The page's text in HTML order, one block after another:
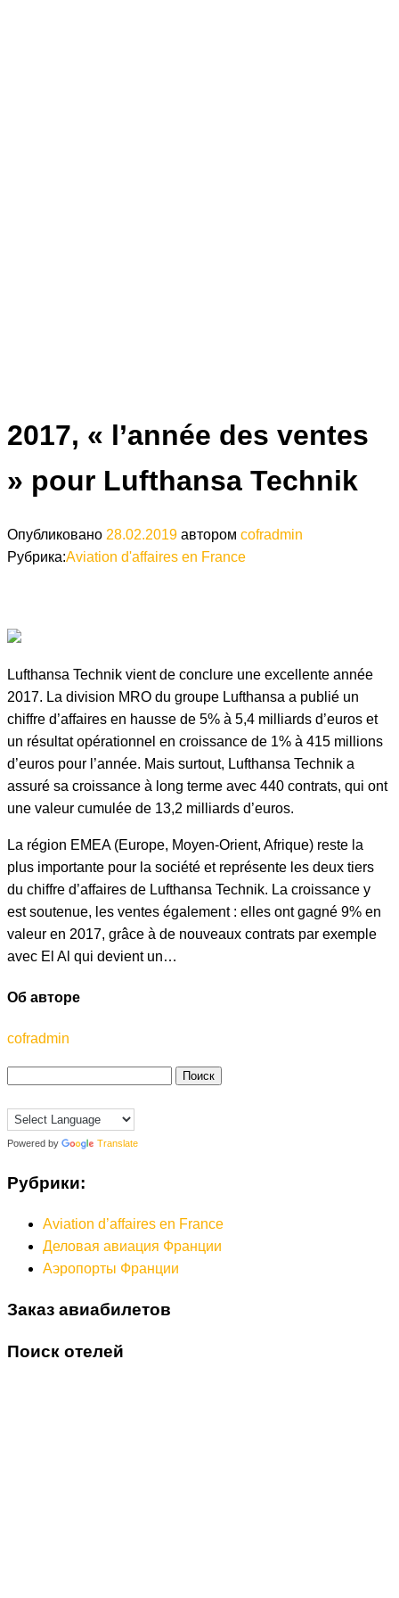
2017, « l’année des ventes
» pour Lufthansa Technik
Опубликовано 28.02.2019 автором cofradmin
Рубрика:Aviation d'affaires en France
Lufthansa Technik vient de conclure une excellente année
2017. La division MRO du groupe Lufthansa a publié un
chiffre d’affaires en hausse de 5% à 5,4 milliards d’euros et
un résultat opérationnel en croissance de 1% à 415 millions
d’euros pour l’année. Mais surtout, Lufthansa Technik a
assuré sa croissance à long terme avec 440 contrats, qui ont
une valeur cumulée de 13,2 milliards d’euros.
La région EMEA (Europe, Moyen-Orient, Afrique) reste la
plus importante pour la société et représente les deux tiers
du chiffre d’affaires de Lufthansa Technik. La croissance y
est soutenue, les ventes également : elles ont gagné 9% en
valeur en 2017, grâce à de nouveaux contrats par exemple
avec El Al qui devient un…
Об авторе
cofradmin
Powered by Translate
Рубрики:
Aviation d’affaires en France
Деловая авиация Франции
Аэропорты Франции
Заказ авиабилетов
Поиск отелей